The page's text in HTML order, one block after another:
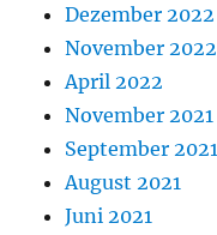
Dezember 2022
November 2022
April 2022
November 2021
September 2021
August 2021
Juni 2021